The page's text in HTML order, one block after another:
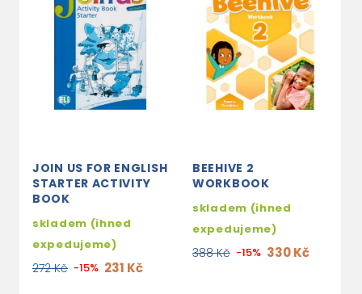
JOIN US FOR ENGLISH
STARTER ACTIVITY
BOOK
skladem (ihned
expedujeme)
272 Kč -15% 231 Kč
BEEHIVE 2
WORKBOOK
skladem (ihned
expedujeme)
388 Kč -15% 330 Kč